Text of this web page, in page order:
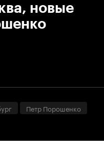
новые
Петр Порошенко